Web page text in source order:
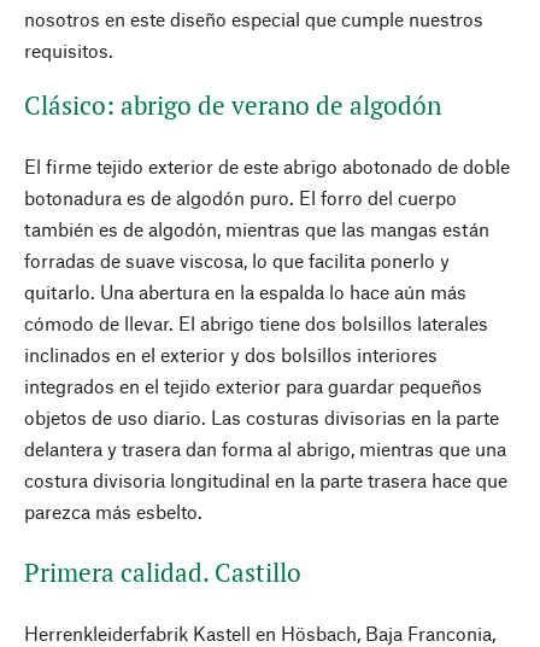
nosotros en este diseño especial que cumple nuestros
requisitos.
Clásico: abrigo de verano de algodón
El firme tejido exterior de este abrigo abotonado de doble
botonadura es de algodón puro. El forro del cuerpo
también es de algodón, mientras que las mangas están
forradas de suave viscosa, lo que facilita ponerlo y
quitarlo. Una abertura en la espalda lo hace aún más
cómodo de llevar. El abrigo tiene dos bolsillos laterales
inclinados en el exterior y dos bolsillos interiores
integrados en el tejido exterior para guardar pequeños
objetos de uso diario. Las costuras divisorias en la parte
delantera y trasera dan forma al abrigo, mientras que una
costura divisoria longitudinal en la parte trasera hace que
parezca más esbelto.
Primera calidad. Castillo
Herrenkleiderfabrik Kastell en Hösbach, Baja Franconia,